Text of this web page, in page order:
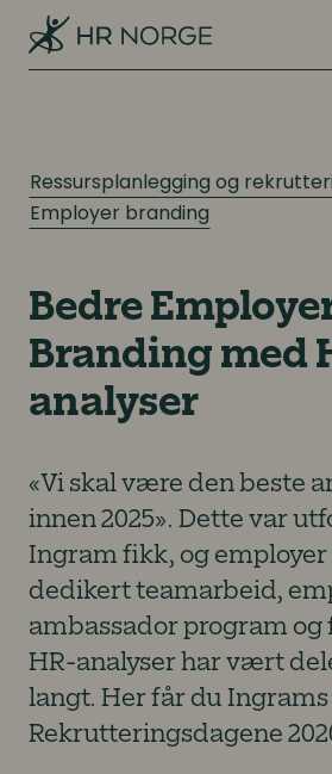
Ressursplanlegging og
Employer branding
Bedre
Branding med
analyser
«Vi skal være den beste
innen 2025». Dette var
Ingram fikk, og
dedikert teamarbeid,
ambassador program
HR-analyser har vært
langt. Her får du
Rekrutteringsdagene